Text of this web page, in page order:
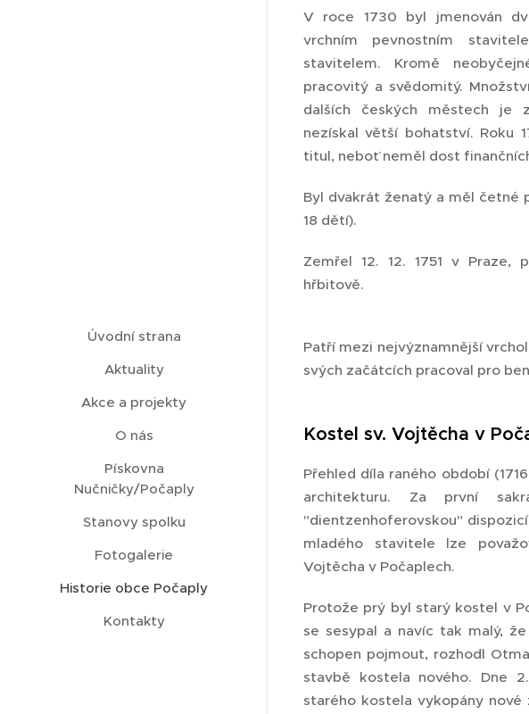
Úvodní strana
Aktuality
Akce a projekty
O nás
Pískovna
Nučničky/Počaply
Stanovy spolku
Fotogalerie
Historie obce Počaply
Kontakty
V roce 1730 byl jmenován
vrchním pevnostním
stavitelem. Kromě
pracovitý a svědomitý.
dalších českých městech je
nezískal větší bohatství. Roku
titul, neboť neměl dost
Byl dvakrát ženatý a měl četné
18 dětí).
Zemřel 12. 12. 1751 v Praze,
hřbitově.
Patří mezi nejvýznamnější
svých začátcích pracoval pro
Kostel sv. Vojtěcha v
Přehled díla raného období
architekturu. Za první
"dientzenhoferovskou"
mladého stavitele lze
Vojtěcha v Počaplech.
Protože prý byl starý kostel v
se sesypal a navíc tak malý,
schopen pojmout, rozhodl
stavbě kostela nového. Dne
starého kostela vykopány nové